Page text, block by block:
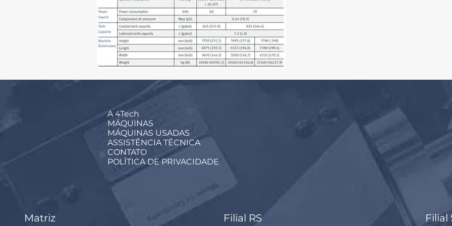
A 4Tech
MÁQUINAS
MÁQUINAS USADAS
ASSISTÊNCIA TÉCNICA
CONTATO
POLÍTICA DE PRIVACIDADE
Matriz Filial RS Filial